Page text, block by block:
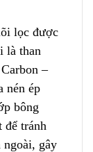
lọc được
là than
–
nén ép
bông
để tránh
ngoài, gây